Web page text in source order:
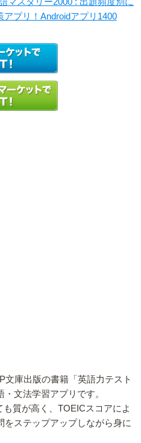
プリ！Androidアプリ1400
文庫出版の書籍「英語力テスト
文法学習アプリです。
質が高く、TOEICスコアによ
をステップアップしながら身に